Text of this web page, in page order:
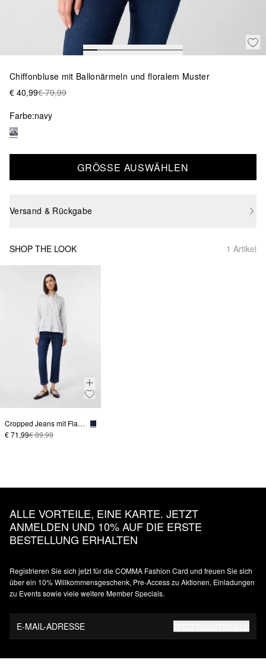
Chiffonbluse mit Ballonärmeln und floralem Muster
€ 40,99€ 79,99
Farbe:navy
GRÖSSE AUSWÄHLEN
Versand & Rückgabe
SHOP THE LOOK 1 Artikel
Cropped Jeans mit Flared Leg und Waschung
€ 71,99€ 89,99
ALLE VORTEILE, EINE KARTE. JETZT
ANMELDEN UND 10% AUF DIE ERSTE
BESTELLUNG ERHALTEN
Registrieren Sie sich jetzt für die COMMA Fashion Card und freuen Sie sich
über ein 10% Willkommensgeschenk, Pre-Access zu Aktionen, Einladungen
zu Events sowie viele weitere Member Specials.
E-MAIL-ADRESSE